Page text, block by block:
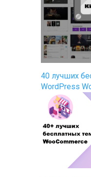
40 лучших
WordPress